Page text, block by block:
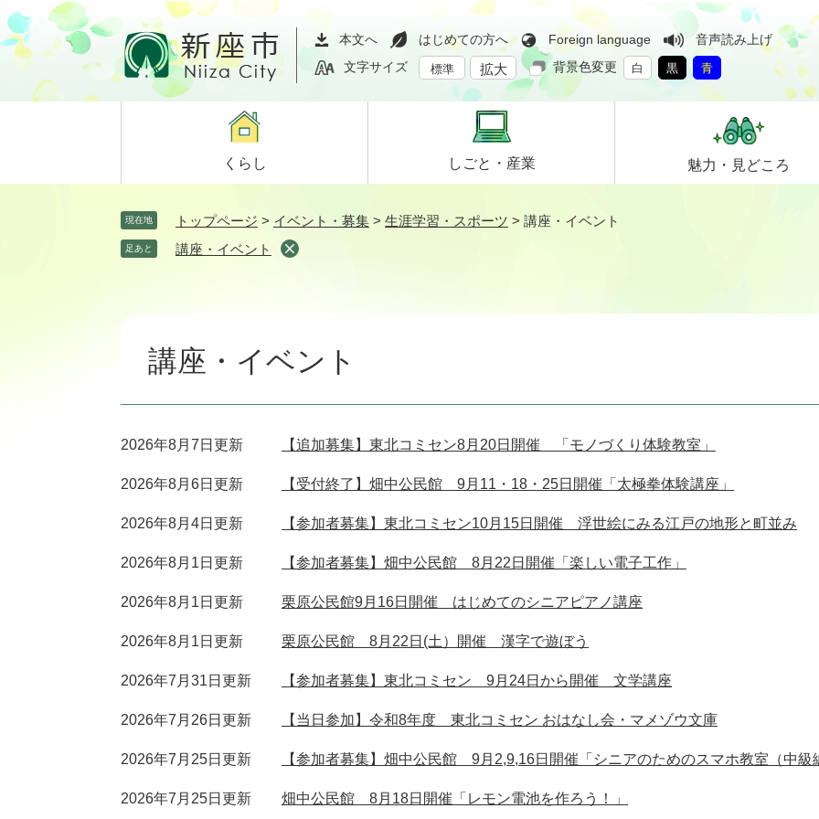
ペ
ー
ジ
メ
ニ
ュ
て
本文へ はじめての方へ Foreign language
音声読み上げ
文字サイズ
標準 拡大 背景色変更 白 黒 青
くらし しごと・ 産業 魅力・ 見どころ
現在地 トップページ > イベント・募集 > 生涯学習・スポーツ > 講座・イベント
足あと 講座・イベント
講座・イベント
2026年8月7日更新 【追加募集】東北コミセン8月20日開催 「モノづくり体験教室」
2026年8月6日更新 【受付終了】畑中公民館 9月11・18・25日開催「太極拳体験講座」
2026年8月4日更新 【参加者募集】東北コミセン10月15日開催 浮世絵にみる江戸の地形と町並み
2026年8月1日更新 【参加者募集】畑中公民館 8月22日開催「楽しい電子工作」
2026年8月1日更新 栗原公民館9月16日開催 はじめてのシニアピアノ講座
2026年8月1日更新 栗原公民館 8月22日(土）開催 漢字で遊ぼう
2026年7月31日更新 【参加者募集】東北コミセン 9月24日から開催 文学講座
2026年7月26日更新 【当日参加】令和8年度 東北コミセン おはなし会・マメゾウ文庫
2026年7月25日更新 【参加者募集】畑中公民館 9月2,9,16日開催「シニアのためのスマホ教室（中級
2026年7月25日更新 畑中公民館 8月18日開催「レモン電池を作ろう！」